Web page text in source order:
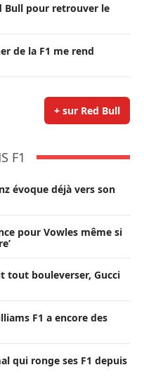
Bull pour retrouver le
de la F1 me rend
+ sur Red Bull
F1
évoque déjà vers son
pour Vowles même si
tout bouleverser, Gucci
F1 a encore des
qui ronge ses F1 depuis